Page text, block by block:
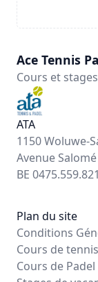
Ace Tennis
Cours et
ATA
1150 Woluwe-
Avenue
BE 0475.559.821
Plan du site
Conditions
Cours de tennis
Cours de Padel